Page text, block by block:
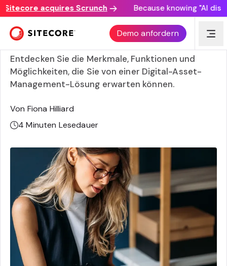
acquires Scrunch Because knowing "AI
Demo anfordern
Anatomie einer DAM: Digital Asset Management-
Funktionen
Entdecken Sie die Merkmale, Funktionen und
Möglichkeiten, die Sie von einer Digital-Asset-
Management-Lösung erwarten können.
Von Fiona Hilliard
4 Minuten Lesedauer